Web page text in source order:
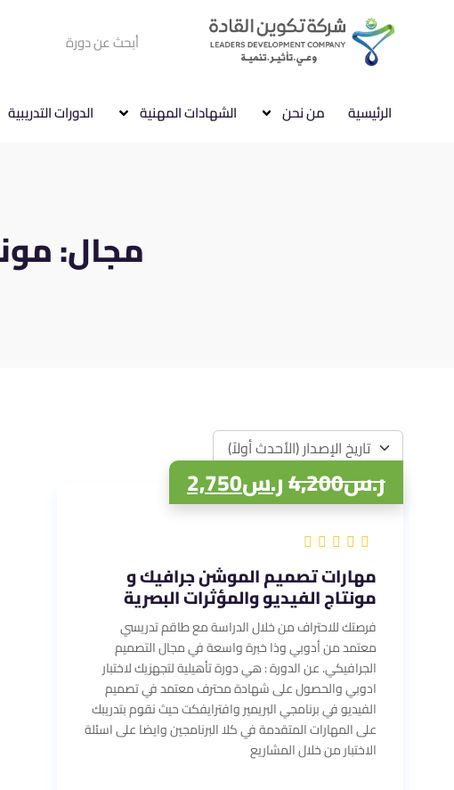
الرئيسية من نحن الشهادات المهنية الدورات التدريبية
مجال:
تاريخ الإصدار (الأحدث أولاً)
ر.س4,200ر.س2,750
مهارات تصميم الموشن جرافيك و
مونتاج الفيديو والمؤثرات البصرية
فرصتك للاحتراف من خلال الدراسة مع طاقم تدريسي
معتمد من أدوبي وذا خبرة واسعة في مجال التصميم
الجرافيكي. عن الدورة : هي دورة تأهيلية لتجهزيك لاختبار
ادوبي والحصول على شهادة محترف معتمد في تصميم
الفيديو في برنامجي البريمير وافترايفكت حيث نقوم بتدريبك
على المهارات المتقدمة في كلا البرنامجين وايضا على اسئلة
الاختبار من خلال المشاريع